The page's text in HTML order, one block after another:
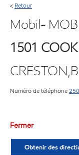
< Retour
Mobil-
1501 COOK
Numéro de téléphone
Fermer
Obtenir des